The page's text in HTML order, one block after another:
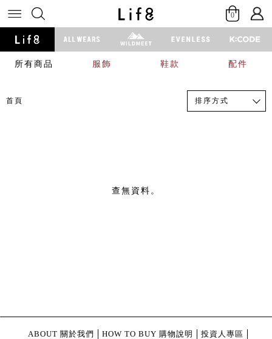
0
所有商品 服飾 鞋款 配件
首頁 排序方式
查無資料。
ABOUT 關於我們 HOW TO BUY 購物說明
投資人專區